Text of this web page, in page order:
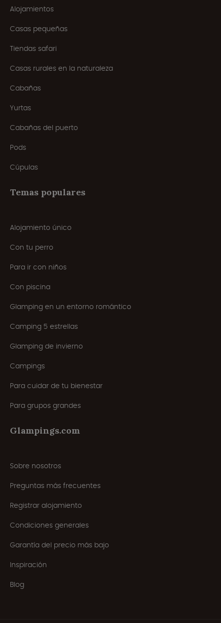
Alojamientos
Casas pequeñas
Tiendas safari
Casas rurales en la naturaleza
Cabañas
Yurtas
Cabañas del puerto
Pods
Cúpulas
Temas populares
Alojamiento único
Con tu perro
Para ir con niños
Con piscina
Glamping en un entorno romántico
Camping 5 estrellas
Glamping de invierno
Campings
Para cuidar de tu bienestar
Para grupos grandes
Glampings.com
Sobre nosotros
Preguntas más frecuentes
Registrar alojamiento
Condiciones generales
Garantía del precio más bajo
Inspiración
Blog